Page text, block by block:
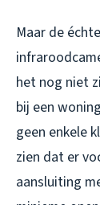
Maar de
het nog niet
bij een
geen enkele
zien dat er
aansluiting